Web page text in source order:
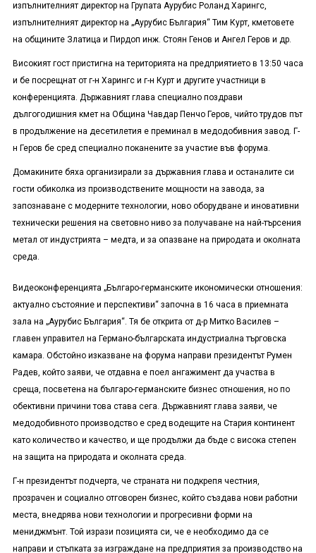
изпълнителният директор на Групата Аурубис Роланд Харингс,
изпълнителният директор на „Аурубис България“ Тим Курт, кметовете
на общините Златица и Пирдоп инж. Стоян Генов и Ангел Геров и др.
Високият гост пристигна на територията на предприятието в 13:50 часа
и бе посрещнат от г-н Харингс и г-н Курт и другите участници в
конференцията. Държавният глава специално поздрави
дългогодишния кмет на Община Чавдар Пенчо Геров, чийто трудов път
в продължение на десетилетия е преминал в медодобивния завод. Г-
н Геров бе сред специално поканените за участие във форума.
Домакините бяха организирали за държавния глава и останалите си
гости обиколка из производствените мощности на завода, за
запознаване с модерните технологии, ново оборудване и иновативни
технически решения на световно ниво за получаване на най-търсения
метал от индустрията – медта, и за опазване на природата и околната
среда.
Видеоконференцията „Българо-германските икономически отношения:
актуално състояние и перспективи“ започна в 16 часа в приемната
зала на „Аурубис България“. Тя бе открита от д-р Митко Василев –
главен управител на Германо-българската индустриална търговска
камара. Обстойно изказване на форума направи президентът Румен
Радев, който заяви, че отдавна е поел ангажимент да участва в
среща, посветена на българо-германските бизнес отношения, но по
обективни причини това става сега. Държавният глава заяви, че
медодобивното производство е сред водещите на Стария континент
като количество и качество, и ще продължи да бъде с висока степен
на защита на природата и околната среда.
Г-н президентът подчерта, че страната ни подкрепя честния,
прозрачен и социално отговорен бизнес, който създава нови работни
места, внедрява нови технологии и прогресивни форми на
мениджмънт. Той изрази позицията си, че е необходимо да се
направи и стъпката за изграждане на предприятия за производство на